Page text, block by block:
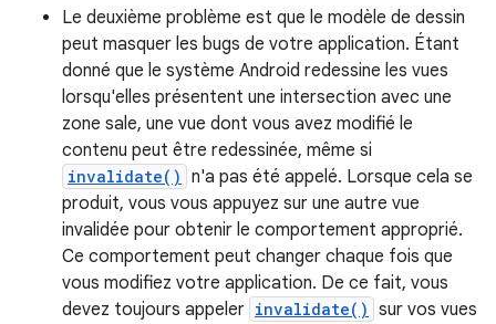
Le deuxième problème est que le modèle de dessin
peut masquer les bugs de votre application. Étant
donné que le système Android redessine les vues
lorsqu'elles présentent une intersection avec une
zone sale, une vue dont vous avez modifié le
contenu peut être redessinée, même si
invalidate() n'a pas été appelé. Lorsque cela se
produit, vous vous appuyez sur une autre vue
invalidée pour obtenir le comportement approprié.
Ce comportement peut changer chaque fois que
vous modifiez votre application. De ce fait, vous
devez toujours appeler invalidate() sur vos vues